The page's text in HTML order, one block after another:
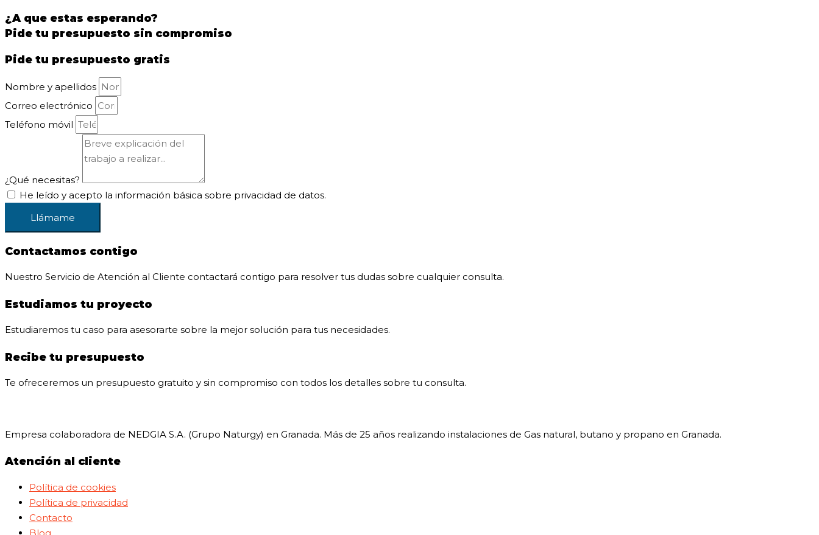
¿A que estas esperando?
Pide tu presupuesto sin compromiso
Pide tu presupuesto gratis
Nombre y apellidos
Correo electrónico
Teléfono móvil
¿Qué necesitas?
He leído y acepto la información básica sobre privacidad de datos.
Llámame
Contactamos contigo
Nuestro Servicio de Atención al Cliente contactará contigo para resolver tus dudas sobre cualquier consulta.
Estudiamos tu proyecto
Estudiaremos tu caso para asesorarte sobre la mejor solución para tus necesidades.
Recibe tu presupuesto
Te ofreceremos un presupuesto gratuito y sin compromiso con todos los detalles sobre tu consulta.
Empresa colaboradora de NEDGIA S.A. (Grupo Naturgy) en Granada. Más de 25 años realizando instalaciones de Gas natural, butano y propano en Granada.
Atención al cliente
Política de cookies
Política de privacidad
Contacto